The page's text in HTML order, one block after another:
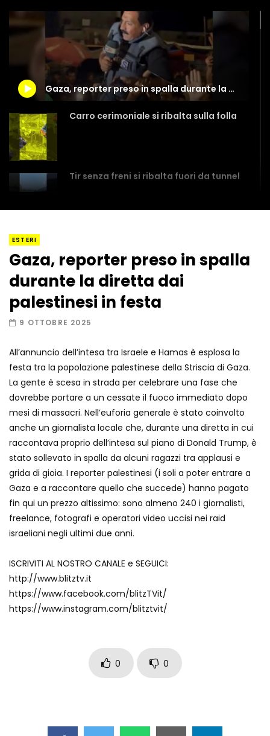
Gaza, reporter preso in spalla durante la diretta dai palestinesi in festa
Carro cerimoniale si ribalta sulla folla
Tir senza freni si ribalta fuori da tunnel
Amiocuggino fa saltare in aria il drone
Record di baci in 30 secondi
Due navi USA si scontrano in mare
Auto coperta dal letame dopo
incidente
Nei casinò arriva il cambio oro
Esplode cabina elettrica sotterranea
Grattacielo crolla per un incendio
incredibile
ESTERI
Gaza, reporter preso in spalla
durante la diretta dai
palestinesi in festa
9 OTTOBRE 2025
All’annuncio dell’intesa tra Israele e Hamas è esplosa la
festa tra la popolazione palestinese della Striscia di Gaza.
La gente è scesa in strada per celebrare una fase che
dovrebbe portare a un cessate il fuoco immediato dopo
mesi di massacri. Nell’euforia generale è stato coinvolto
anche un giornalista locale che, durante una diretta in cui
raccontava proprio dell’intesa sul piano di Donald Trump, è
stato sollevato in spalla da alcuni ragazzi tra applausi e
grida di gioia. I reporter palestinesi (i soli a poter entrare a
Gaza e a raccontare quello che succede) hanno pagato
fin qui un prezzo altissimo: sono almeno 240 i giornalisti,
freelance, fotografi e operatori video uccisi nei raid
israeliani negli ultimi due anni.
ISCRIVITI AL NOSTRO CANALE e SEGUICI:
http://www.blitztv.it
https://www.facebook.com/blitzTVit/
https://www.instagram.com/blitztvit/
0 0